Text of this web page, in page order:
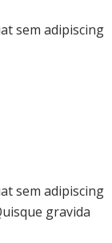
sem adipiscing
sem adipiscing
gravida